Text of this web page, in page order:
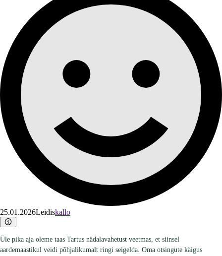
25.01.2026Leidiskallo
Üle pika aja oleme taas Tartus nädalavahetust veetmas, et siinsel
aardemaastikul veidi põhjalikumalt ringi seigelda. Oma otsingute käigus